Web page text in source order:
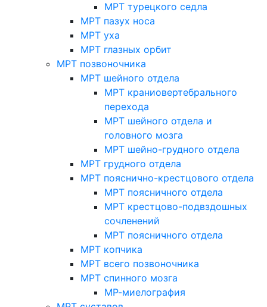
МРТ турецкого седла
МРТ пазух носа
МРТ уха
МРТ глазных орбит
МРТ позвоночника
МРТ шейного отдела
МРТ краниовертебрального
перехода
МРТ шейного отдела и
головного мозга
МРТ шейно-грудного отдела
МРТ грудного отдела
МРТ пояснично-крестцового отдела
МРТ поясничного отдела
МРТ крестцово-подвздошных
сочленений
МРТ поясничного отдела
МРТ копчика
МРТ всего позвоночника
МРТ спинного мозга
МР-миелография